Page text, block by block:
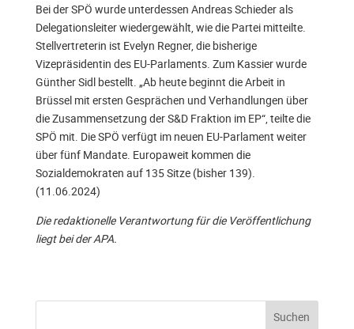
Bei der SPÖ wurde unterdessen Andreas Schieder als
Delegationsleiter wiedergewählt, wie die Partei mitteilte.
Stellvertreterin ist Evelyn Regner, die bisherige
Vizepräsidentin des EU-Parlaments. Zum Kassier wurde
Günther Sidl bestellt. „Ab heute beginnt die Arbeit in
Brüssel mit ersten Gesprächen und Verhandlungen über
die Zusammensetzung der S&D Fraktion im EP“, teilte die
SPÖ mit. Die SPÖ verfügt im neuen EU-Parlament weiter
über fünf Mandate. Europaweit kommen die
Sozialdemokraten auf 135 Sitze (bisher 139).
(11.06.2024)
Die redaktionelle Verantwortung für die Veröffentlichung
liegt bei der APA.
Suchen